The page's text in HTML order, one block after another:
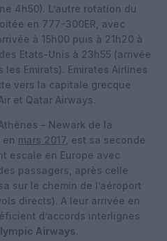
4h50). L’autre rotation du
en 777-300ER, avec
à 15h00 puis à 21h20 à
Etats-Unis à 23h55 (arrivée
Emirats). Emirates Airlines
vers la capitale grecque
et Qatar Airways.
– Newark de la
mars 2017, est sa seconde
escale en Europe avec
passagers, après celle
sur le chemin de l’aéroport
directs). A leur arrivée en
d’accords interlignes
Airways.